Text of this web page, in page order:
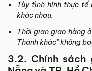
Tùy tình hình thực tế
khác nhau.
Thời gian giao hàng
Thành khác” không
3.2. Chính